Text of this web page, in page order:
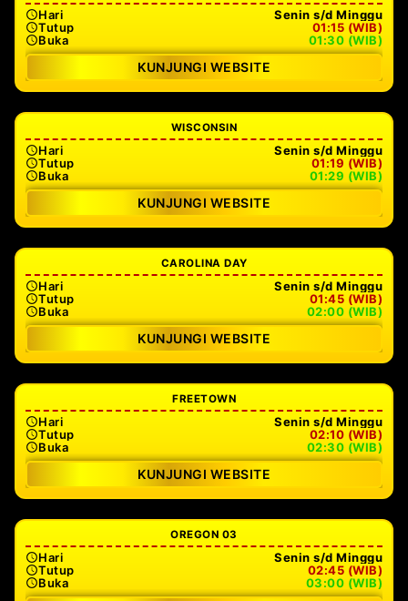
Hari
Senin s/d Minggu
Tutup
01:15 (WIB)
Buka
01:30 (WIB)
KUNJUNGI WEBSITE
WISCONSIN
Hari
Senin s/d Minggu
Tutup
01:19 (WIB)
Buka
01:29 (WIB)
KUNJUNGI WEBSITE
CAROLINA DAY
Hari
Senin s/d Minggu
Tutup
01:45 (WIB)
Buka
02:00 (WIB)
KUNJUNGI WEBSITE
FREETOWN
Hari
Senin s/d Minggu
Tutup
02:10 (WIB)
Buka
02:30 (WIB)
KUNJUNGI WEBSITE
OREGON 03
Hari
Senin s/d Minggu
Tutup
02:45 (WIB)
Buka
03:00 (WIB)